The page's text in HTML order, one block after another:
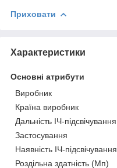
Приховати
Характеристики
Основні атрибути
Виробник
Країна виробник
Дальність ІЧ-підсвічування
Застосування
Наявність ІЧ-підсвічування
Роздільна здатність (Мп)